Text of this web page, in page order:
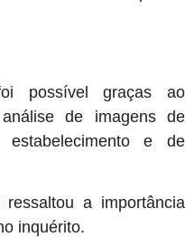
possível graças ao
de imagens de
e de
a importância
inquérito.